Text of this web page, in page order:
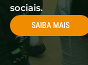
sociais.
SAIBA MAIS